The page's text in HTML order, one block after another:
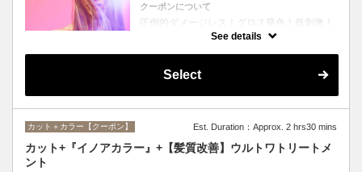
クーポンについて
圧倒的ダメージレス！グロス発色！低刺激！
匂いも残らない！全く新しい処方のイノアオ
イルカラーのセットメニュー☆シャンプー、
ブロー込み。※リタッチカラーの場合は
See details
Select
カット＋カラー【クーポン】 Est. Duration：Approx. 2 hrs30 mins
カット+『イノアカラー』+【髪質改善】ウルトワトリートメ
ント